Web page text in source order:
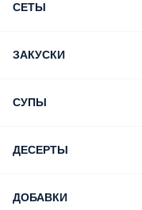
СЕТЫ
ЗАКУСКИ
СУПЫ
ДЕСЕРТЫ
ДОБАВКИ